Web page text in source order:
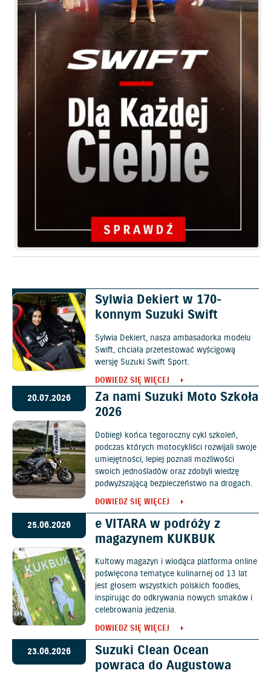
30.07.2026
Sylwia Dekiert w 170-
konnym Suzuki Swift
Sylwia Dekiert, nasza ambasadorka modelu
Swift, chciała przetestować wyścigową
wersję Suzuki Swift Sport.
DOWIEDZ SIĘ WIĘCEJ
20.07.2026
Za nami Suzuki Moto Szkoła
2026
Dobiegł końca tegoroczny cykl szkoleń,
podczas których motocykliści rozwijali swoje
umiejętności, lepiej poznali możliwości
swoich jednośladów oraz zdobyli wiedzę
podwyższającą bezpieczeństwo na drogach.
DOWIEDZ SIĘ WIĘCEJ
25.06.2026
e VITARA w podróży z
magazynem KUKBUK
Kultowy magazyn i wiodąca platforma online
poświęcona tematyce kulinarnej od 13 lat
jest głosem wszystkich polskich foodies,
inspirując do odkrywania nowych smaków i
celebrowania jedzenia.
DOWIEDZ SIĘ WIĘCEJ
23.06.2026
Suzuki Clean Ocean
powraca do Augustowa